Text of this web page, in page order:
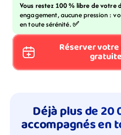
Vous restez 100 % libre de votre
engagement, aucune pression :
en toute sérénité. ✅
Réserver
Déjà plus de
accompagnés en